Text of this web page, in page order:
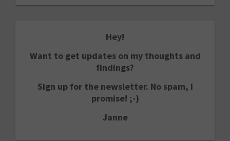
Hey!
Want to get updates on my thoughts and
findings?
Sign up for the newsletter. No spam, I
promise! ;-)
Janne